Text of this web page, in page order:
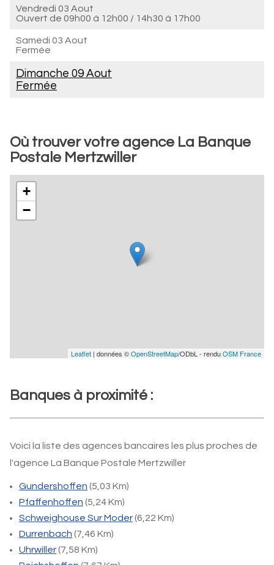
Vendredi 03 Aout
Ouvert de 09h00 à 12h00 / 14h30 à 17h00
Samedi 03 Aout
Fermée
Dimanche 09 Aout
Fermée
Où trouver votre agence La Banque
Postale Mertzwiller
+
−
Leaflet | données ©OpenStreetMap/ODbL - renduOSM France
Banques à proximité :
Voici la liste des agences bancaires les plus proches de
l'agence La Banque Postale Mertzwiller
Gundershoffen (5,03 Km)
Pfaffenhoffen (5,24 Km)
Schweighouse Sur Moder(6,22 Km)
Durrenbach (7,46 Km)
Uhrwiller(7,58 Km)